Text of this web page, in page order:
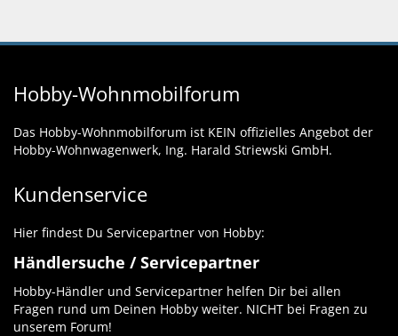
Hobby-Wohnmobilforum
Das Hobby-Wohnmobilforum ist KEIN offizielles Angebot der
Hobby-Wohnwagenwerk, Ing. Harald Striewski GmbH.
Kundenservice
Hier findest Du Servicepartner von Hobby:
Händlersuche / Servicepartner
Hobby-Händler und Servicepartner helfen Dir bei allen
Fragen rund um Deinen Hobby weiter. NICHT bei Fragen zu
unserem Forum!